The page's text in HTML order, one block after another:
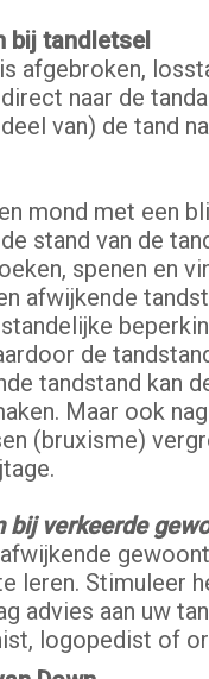
bij tandletsel
afgebroken,
naar de
van) de tand
mond met een
stand van de
spenen en
afwijkende
de
tandstand kan
Maar ook
(bruxisme)
bij verkeerde
leren. Stimuleer
advies aan uw
logopedist of